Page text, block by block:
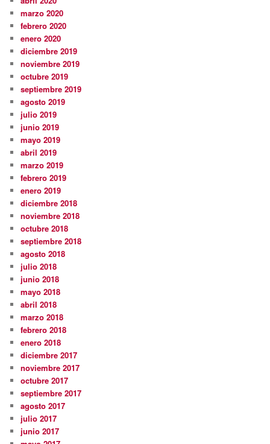
marzo 2020
febrero 2020
enero 2020
diciembre 2019
noviembre 2019
octubre 2019
septiembre 2019
agosto 2019
julio 2019
junio 2019
mayo 2019
abril 2019
marzo 2019
febrero 2019
enero 2019
diciembre 2018
noviembre 2018
octubre 2018
septiembre 2018
agosto 2018
julio 2018
junio 2018
mayo 2018
abril 2018
marzo 2018
febrero 2018
enero 2018
diciembre 2017
noviembre 2017
octubre 2017
septiembre 2017
agosto 2017
julio 2017
junio 2017